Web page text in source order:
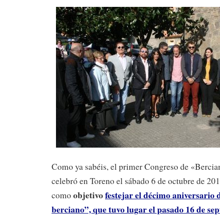
Como ya sabéis, el primer Congreso de
celebró en Toreno el sábado 6 de octubre de
comoobjetivofestejar el décimo aniversario
berciano”, que tuvo lugar el pasado 16 de